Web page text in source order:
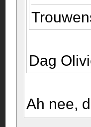
Dag
Ah nee,